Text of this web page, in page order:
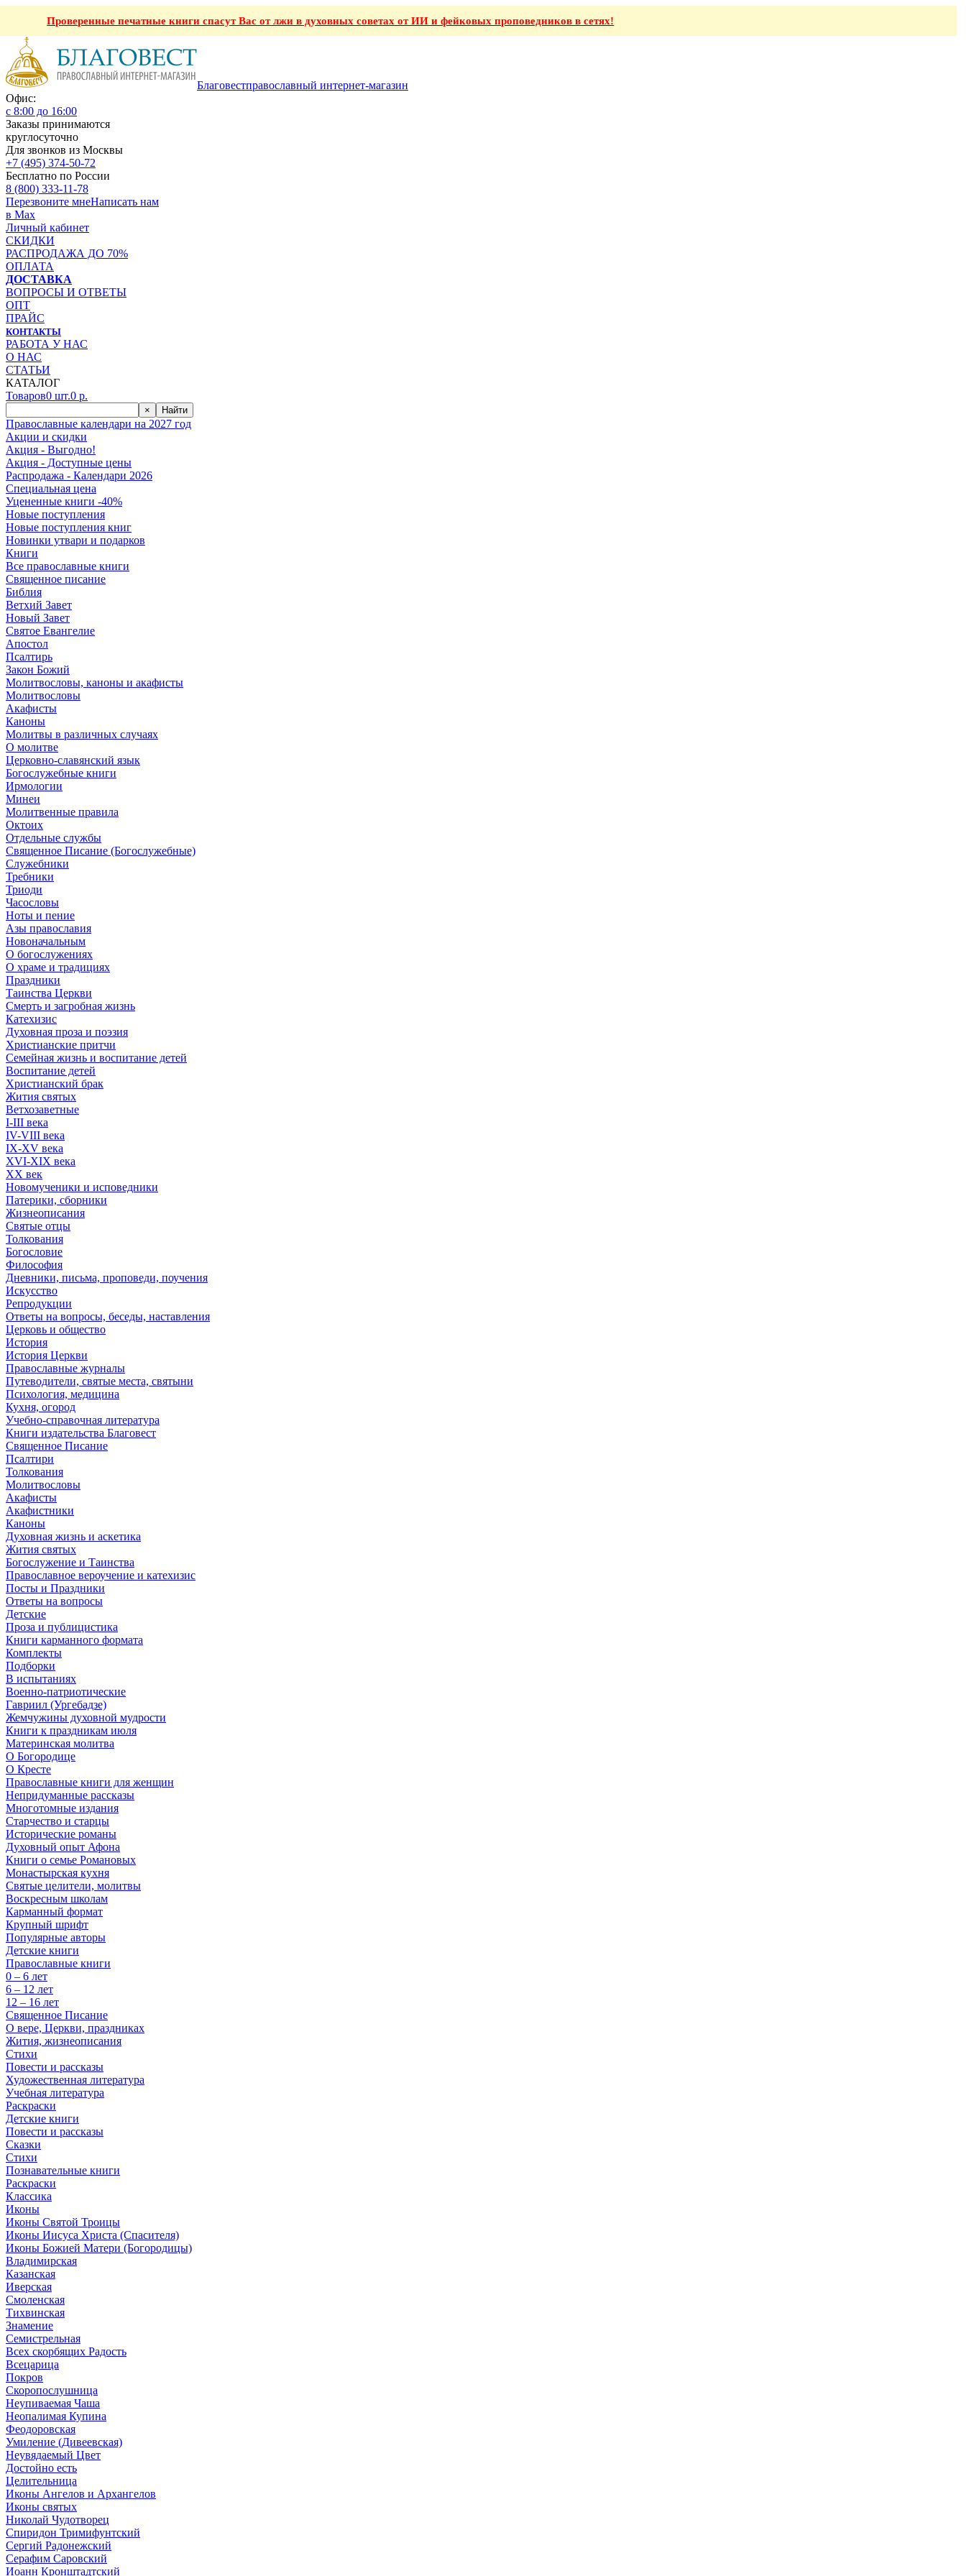
Проверенные печатные книги спасут Вас от лжи в духовных советах от ИИ и фейковых проповедников в сетях!
Благовестправославный интернет-магазин
Офис:
с 8:00 до 16:00
Заказы принимаются
круглосуточно
Для звонков из Москвы
+7 (495) 374-50-72
Бесплатно по России
8 (800) 333-11-78
Перезвоните мнеНаписать нам
в Max
Личный кабинет
СКИДКИ
РАСПРОДАЖА ДО 70%
ОПЛАТА
ДОСТАВКА
ВОПРОСЫ И ОТВЕТЫ
ОПТ
ПРАЙС
КОНТАКТЫ
РАБОТА У НАС
О НАС
СТАТЬИ
КАТАЛОГ
Товаров0 шт.0 р.
× Найти
Православные календари на 2027 год
Акции и скидки
Акция - Выгодно!
Акция - Доступные цены
Распродажа - Календари 2026
Специальная цена
Уцененные книги -40%
Новые поступления
Новые поступления книг
Новинки утвари и подарков
Книги
Все православные книги
Священное писание
Библия
Ветхий Завет
Новый Завет
Святое Евангелие
Апостол
Псалтирь
Закон Божий
Молитвословы, каноны и акафисты
Молитвословы
Акафисты
Каноны
Молитвы в различных случаях
О молитве
Церковно-славянский язык
Богослужебные книги
Ирмологии
Минеи
Молитвенные правила
Октоих
Отдельные службы
Священное Писание (Богослужебные)
Служебники
Требники
Триоди
Часословы
Ноты и пение
Азы православия
Новоначальным
О богослужениях
О храме и традициях
Праздники
Таинства Церкви
Смерть и загробная жизнь
Катехизис
Духовная проза и поэзия
Христианские притчи
Семейная жизнь и воспитание детей
Воспитание детей
Христианский брак
Жития святых
Ветхозаветные
I-III века
IV-VIII века
IX-XV века
XVI-XIX века
XX век
Новомученики и исповедники
Патерики, сборники
Жизнеописания
Святые отцы
Толкования
Богословие
Философия
Дневники, письма, проповеди, поучения
Искусство
Репродукции
Ответы на вопросы, беседы, наставления
Церковь и общество
История
История Церкви
Православные журналы
Путеводители, святые места, святыни
Психология, медицина
Кухня, огород
Учебно-справочная литература
Книги издательства Благовест
Священное Писание
Псалтири
Толкования
Молитвословы
Акафисты
Акафистники
Каноны
Духовная жизнь и аскетика
Жития святых
Богослужение и Таинства
Православное вероучение и катехизис
Посты и Праздники
Ответы на вопросы
Детские
Проза и публицистика
Книги карманного формата
Комплекты
Подборки
В испытаниях
Военно-патриотические
Гавриил (Ургебадзе)
Жемчужины духовной мудрости
Книги к праздникам июля
Материнская молитва
О Богородице
О Кресте
Православные книги для женщин
Непридуманные рассказы
Многотомные издания
Старчество и старцы
Исторические романы
Духовный опыт Афона
Книги о семье Романовых
Монастырская кухня
Святые целители, молитвы
Воскресным школам
Карманный формат
Крупный шрифт
Популярные авторы
Детские книги
Православные книги
0 – 6 лет
6 – 12 лет
12 – 16 лет
Священное Писание
О вере, Церкви, праздниках
Жития, жизнеописания
Стихи
Повести и рассказы
Художественная литература
Учебная литература
Раскраски
Детские книги
Повести и рассказы
Сказки
Стихи
Познавательные книги
Раскраски
Классика
Иконы
Иконы Святой Троицы
Иконы Иисуса Христа (Спасителя)
Иконы Божией Матери (Богородицы)
Владимирская
Казанская
Иверская
Смоленская
Тихвинская
Знамение
Семистрельная
Всех скорбящих Радость
Всецарица
Покров
Скоропослушница
Неупиваемая Чаша
Неопалимая Купина
Феодоровская
Умиление (Дивеевская)
Неувядаемый Цвет
Достойно есть
Целительница
Иконы Ангелов и Архангелов
Иконы святых
Николай Чудотворец
Спиридон Тримифунтский
Сергий Радонежский
Серафим Саровский
Иоанн Кронштадтский